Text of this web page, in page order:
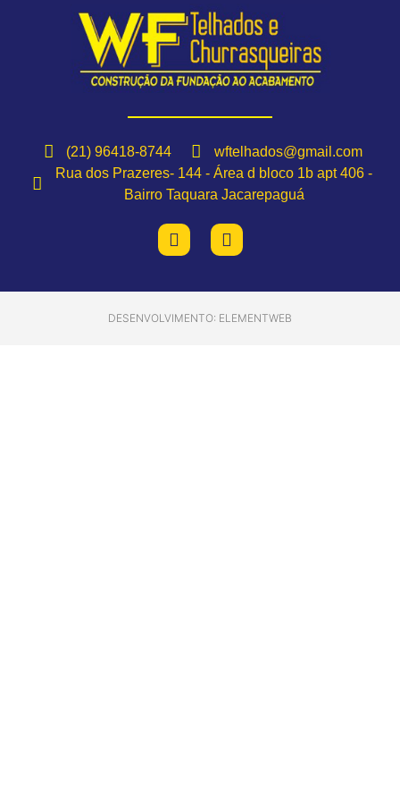
(21) 96418-8744
wftelhados@gmail.com
Rua dos Prazeres- 144 - Área d bloco 1b apt 406 -
Bairro Taquara Jacarepaguá
DESENVOLVIMENTO: ELEMENTWEB